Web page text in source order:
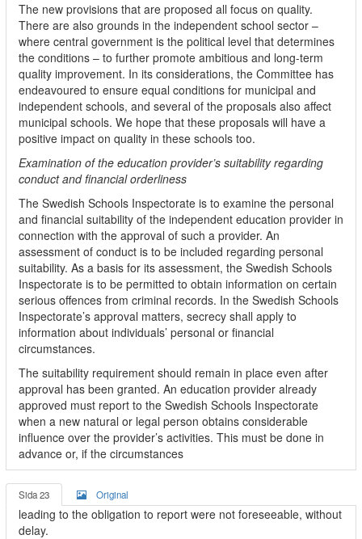
The new provisions that are proposed all focus on quality.
There are also grounds in the independent school sector –
where central government is the political level that determines
the conditions – to further promote ambitious and long-term
quality improvement. In its considerations, the Committee has
endeavoured to ensure equal conditions for municipal and
independent schools, and several of the proposals also affect
municipal schools. We hope that these proposals will have a
positive impact on quality in these schools too.
Examination of the education provider’s suitability regarding
conduct and financial orderliness
The Swedish Schools Inspectorate is to examine the personal
and financial suitability of the independent education provider in
connection with the approval of such a provider. An
assessment of conduct is to be included regarding personal
suitability. As a basis for its assessment, the Swedish Schools
Inspectorate is to be permitted to obtain information on certain
serious offences from criminal records. In the Swedish Schools
Inspectorate’s approval matters, secrecy shall apply to
information about individuals’ personal or financial
circumstances.
The suitability requirement should remain in place even after
approval has been granted. An education provider already
approved must report to the Swedish Schools Inspectorate
when a new natural or legal person obtains considerable
influence over the provider’s activities. This must be done in
advance or, if the circumstances
Sida 23 Original
leading to the obligation to report were not foreseeable, without
delay.